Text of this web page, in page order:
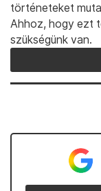
történeteket
Ahhoz, hogy ezt
szükségünk van.